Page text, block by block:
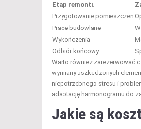
Etap remontu
Przygotowanie pomieszczeń
Prace budowlane
Wykończenia
Odbiór końcowy
Warto również zarezerwować
wymiany uszkodzonych
niepotrzebnego stresu i
adaptację harmonogramu do
Jakie są